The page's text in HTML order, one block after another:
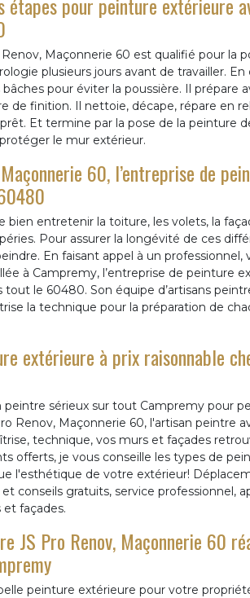
Maçonnerie 60 est qualifié pour la
plusieurs jours avant de travailler.
pour éviter la poussière. Il prépare
de finition. Il nettoie, décape, répare en
Et termine par la pose de la peinture
le mur extérieur.
60, l’entreprise de
bien entretenir la toiture, les volets, la
Pour assurer la longévité de ces
En faisant appel à un
à Campremy, l’entreprise de peinture
tout le 60480. Son équipe d’artisans
la technique pour la préparation de
extérieure à prix raisonnable
peintre sérieux sur tout Campremy pour
Renov, Maçonnerie 60, l'artisan peintre
technique, vos murs et façades
offerts, je vous conseille les types de
l'esthétique de votre extérieur!
conseils gratuits, service professionnel,
façades.
JS Pro Renov, Maçonnerie 60
peinture extérieure pour votre